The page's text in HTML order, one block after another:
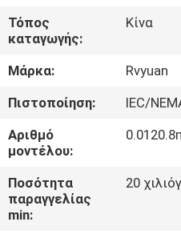
ΠΕΡΊΠΟΥ
ΕΜΕΊΣ
ΓΎΡΟΣ
ΕΡΓΟΣΤΑΣΊΩΝ
ΠΟΙΟΤΙΚΌΣ
ΈΛΕΓΧΟΣ
Τόπος
καταγωγής:
Κίνα
Μάρκα:
Rvyuan
Πιστοποίηση:
IEC/
Αριθμό
μοντέλου:
Ποσότητα
παραγγελίας
min:
20